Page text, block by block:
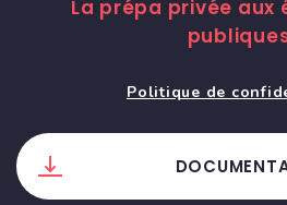
La prépa privée aux
Politique de